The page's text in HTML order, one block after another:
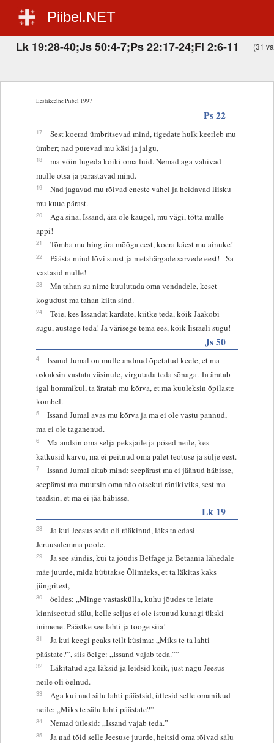
Piibel.NET
Lk 19:28-40;Js 50:4-7;Ps 22:17-24;Fl 2:6-11 (31
Eestikeelne Piibel 1997
Ps 22
17
Sest koerad ümbritsevad mind, tigedate hulk keerleb mu
ümber; nad purevad mu käsi ja jalgu,
18
ma võin lugeda kõiki oma luid. Nemad aga vahivad
mulle otsa ja parastavad mind.
19
Nad jagavad mu rõivad eneste vahel ja heidavad liisku
mu kuue pärast.
20
Aga sina, Issand, ära ole kaugel, mu vägi, tõtta mulle
appi!
21 Tõmba mu hing ära mõõga eest, koera käest mu ainuke!
22
Päästa mind lõvi suust ja metshärgade sarvede eest! - Sa
vastasid mulle! -
23
Ma tahan su nime kuulutada oma vendadele, keset
kogudust ma tahan kiita sind.
24
Teie, kes Issandat kardate, kiitke teda, kõik Jaakobi
sugu, austage teda! Ja värisege tema ees, kõik Iisraeli sugu!
Js 50
4
Issand Jumal on mulle andnud õpetatud keele, et ma
oskaksin vastata väsinule, virgutada teda sõnaga. Ta äratab
igal hommikul, ta äratab mu kõrva, et ma kuuleksin õpilaste
kombel.
5
Issand Jumal avas mu kõrva ja ma ei ole vastu pannud,
ma ei ole taganenud.
6
Ma andsin oma selja peksjaile ja põsed neile, kes
katkusid karvu, ma ei peitnud oma palet teotuse ja sülje eest.
7
Issand Jumal aitab mind: seepärast ma ei jäänud häbisse,
seepärast ma muutsin oma näo otsekui ränikiviks, sest ma
teadsin, et ma ei jää häbisse,
Lk 19
28
Ja kui Jeesus seda oli rääkinud, läks ta edasi
Jeruusalemma poole.
29
Ja see sündis, kui ta jõudis Betfage ja Betaania lähedale
mäe juurde, mida hüütakse Õlimäeks, et ta läkitas kaks
jüngritest,
30
öeldes: „Minge vastaskülla, kuhu jõudes te leiate
kinniseotud sälu, kelle seljas ei ole istunud kunagi ükski
inimene. Päästke see lahti ja tooge siia!
31
Ja kui keegi peaks teilt küsima: „Miks te ta lahti
päästate?”, siis öelge: „Issand vajab teda.””
32
Läkitatud aga läksid ja leidsid kõik, just nagu Jeesus
neile oli öelnud.
33
Aga kui nad sälu lahti päästsid, ütlesid selle omanikud
neile: „Miks te sälu lahti päästate?”
34 Nemad ütlesid: „Issand vajab teda.”
35
Ja nad tõid selle Jeesuse juurde, heitsid oma rõivad sälu